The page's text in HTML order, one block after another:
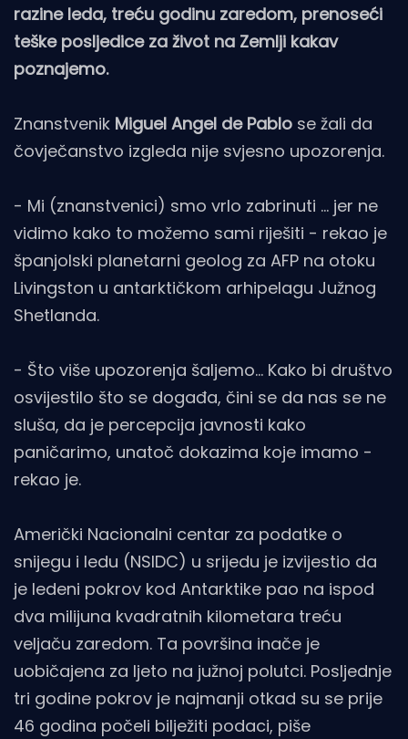
razine leda, treću godinu zaredom, prenoseći
teške posljedice za život na Zemlji kakav
poznajemo.
Znanstvenik Miguel Angel de Pablo se žali da
čovječanstvo izgleda nije svjesno upozorenja.
- Mi (znanstvenici) smo vrlo zabrinuti ... jer ne
vidimo kako to možemo sami riješiti - rekao je
španjolski planetarni geolog za AFP na otoku
Livingston u antarktičkom arhipelagu Južnog
Shetlanda.
- Što više upozorenja šaljemo... Kako bi društvo
osvijestilo što se događa, čini se da nas se ne
sluša, da je percepcija javnosti kako
paničarimo, unatoč dokazima koje imamo -
rekao je.
Američki Nacionalni centar za podatke o
snijegu i ledu (NSIDC) u srijedu je izvijestio da
je ledeni pokrov kod Antarktike pao na ispod
dva milijuna kvadratnih kilometara treću
veljaču zaredom. Ta površina inače je
uobičajena za ljeto na južnoj polutci. Posljednje
tri godine pokrov je najmanji otkad su se prije
46 godina počeli bilježiti podaci, piše